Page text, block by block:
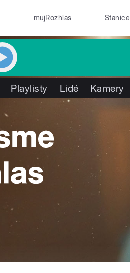
mujRozhlas Stanice
Playlisty Lidé Kamery